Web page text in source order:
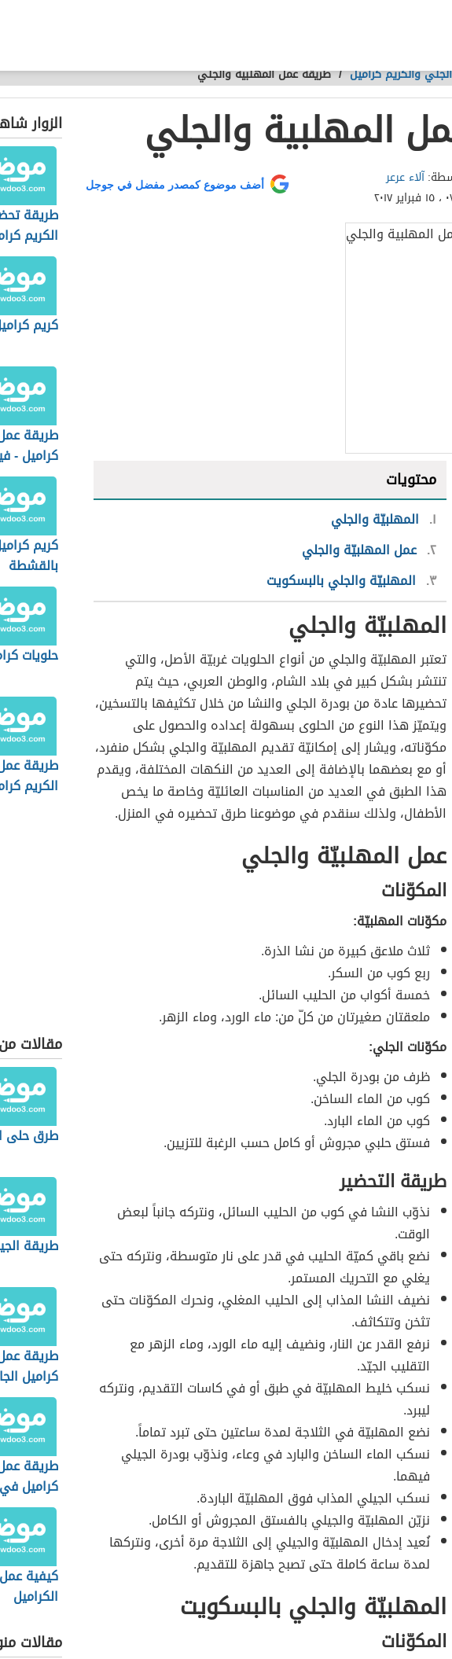
الجلي والكريم كراميل /طريقة عمل المهلبية والجلي
المهلبية والجلي
آلاء عرعر
أضف موضوع كمصدر مفضل في جوجل
محتويات
١ المهلبيّة والجلي
٢ عمل المهلبيّة والجلي
٣ المهلبيّة والجلي بالبسكويت
المهلبيّة والجلي
تعتبر المهلبيّة والجلي من أنواع الحلويات غربيّة الأصل، والتي
تنتشر بشكل كبير في بلاد الشام، والوطن العربي، حيث يتم
تحضيرها عادة من بودرة الجلي والنشا من خلال تكثيفها بالتسخين،
ويتميّز هذا النوع من الحلوى بسهولة إعداده والحصول على
مكوّناته، ويشار إلى إمكانيّة تقديم المهلبيّة والجلي بشكل منفرد،
أو مع بعضهما بالإضافة إلى العديد من النكهات المختلفة، ويقدم
هذا الطبق في العديد من المناسبات العائليّة وخاصة ما يخص
الأطفال، ولذلك سنقدم في موضوعنا طرق تحضيره في المنزل.
عمل المهلبيّة والجلي
المكوّنات
مكوّنات المهلبيّة:
ثلاث ملاعق كبيرة من نشا الذرة.
ربع كوب من السكر.
خمسة أكواب من الحليب السائل.
ملعقتان صغيرتان من كلّ من: ماء الورد، وماء الزهر.
مكوّنات الجلي:
ظرف من بودرة الجلي.
كوب من الماء الساخن.
كوب من الماء البارد.
فستق حلبي مجروش أو كامل حسب الرغبة للتزيين.
طريقة التحضير
نذوّب النشا في كوب من الحليب السائل، ونتركه جانباً لبعض
الوقت.
نضع باقي كميّة الحليب في قدر على نار متوسطة، ونتركه حتى
يغلي مع التحريك المستمر.
نضيف النشا المذاب إلى الحليب المغلي، ونحرك المكوّنات حتى
تثخن وتتكاثف.
نرفع القدر عن النار، ونضيف إليه ماء الورد، وماء الزهر مع
التقليب الجيّد.
نسكب خليط المهلبيّة في طبق أو في كاسات التقديم، ونتركه
ليبرد.
نضع المهلبيّة في الثلاجة لمدة ساعتين حتى تبرد تماماً.
نسكب الماء الساخن والبارد في وعاء، ونذوّب بودرة الجيلي
فيهما.
نسكب الجيلي المذاب فوق المهلبيّة الباردة.
نزيّن المهلبيّة والجيلي بالفستق المجروش أو الكامل.
نُعيد إدخال المهلبيّة والجيلي إلى الثلاجة مرة أخرى، ونتركها
لمدة ساعة كاملة حتى تصبح جاهزة للتقديم.
المهلبيّة والجلي بالبسكويت
المكوّنات
الزوار
طريقة
الكريم
كريم
طريقة
كراميل -
كريم
بالقشطة
حلويات
طريقة
الكريم
مقالات
طرق حلى
طريقة
طريقة
كراميل
طريقة
كراميل
كيفية عمل
الكراميل
مقالات